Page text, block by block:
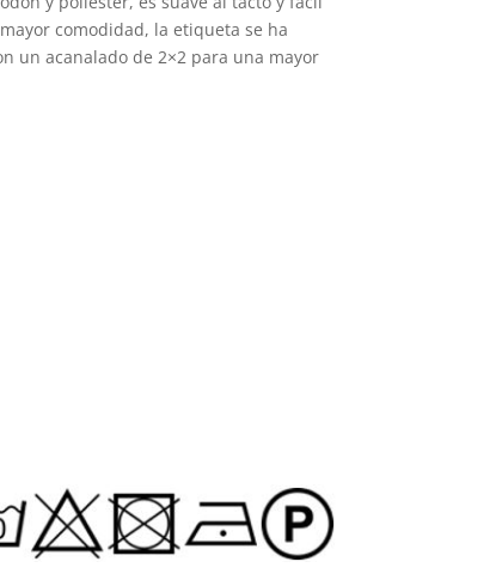
comodidad, la etiqueta se ha
un acanalado de 2×2 para una mayor